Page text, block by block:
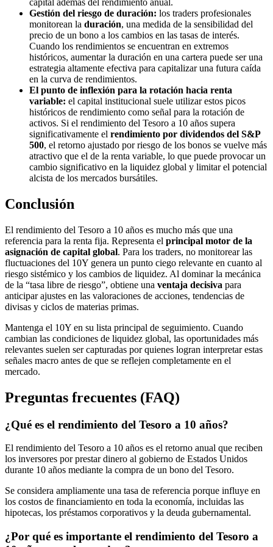
capital además del rendimiento anual.
Gestión del riesgo de duración: los traders profesionales
monitorean la duración, una medida de la sensibilidad del
precio de un bono a los cambios en las tasas de interés.
Cuando los rendimientos se encuentran en extremos
históricos, aumentar la duración en una cartera puede ser una
estrategia altamente efectiva para capitalizar una futura caída
en la curva de rendimientos.
El punto de inflexión para la rotación hacia renta
variable: el capital institucional suele utilizar estos picos
históricos de rendimiento como señal para la rotación de
activos. Si el rendimiento del Tesoro a 10 años supera
significativamente el rendimiento por dividendos del S&P
500, el retorno ajustado por riesgo de los bonos se vuelve más
atractivo que el de la renta variable, lo que puede provocar un
cambio significativo en la liquidez global y limitar el potencial
alcista de los mercados bursátiles.
Conclusión
El rendimiento del Tesoro a 10 años es mucho más que una
referencia para la renta fija. Representa el principal motor de la
asignación de capital global. Para los traders, no monitorear las
fluctuaciones del 10Y genera un punto ciego relevante en cuanto al
riesgo sistémico y los cambios de liquidez. Al dominar la mecánica
de la “tasa libre de riesgo”, obtiene una ventaja decisiva para
anticipar ajustes en las valoraciones de acciones, tendencias de
divisas y ciclos de materias primas.
Mantenga el 10Y en su lista principal de seguimiento. Cuando
cambian las condiciones de liquidez global, las oportunidades más
relevantes suelen ser capturadas por quienes logran interpretar estas
señales macro antes de que se reflejen completamente en el
mercado.
Preguntas frecuentes (FAQ)
¿Qué es el rendimiento del Tesoro a 10 años?
El rendimiento del Tesoro a 10 años es el retorno anual que reciben
los inversores por prestar dinero al gobierno de Estados Unidos
durante 10 años mediante la compra de un bono del Tesoro.
Se considera ampliamente una tasa de referencia porque influye en
los costos de financiamiento en toda la economía, incluidas las
hipotecas, los préstamos corporativos y la deuda gubernamental.
¿Por qué es importante el rendimiento del Tesoro a